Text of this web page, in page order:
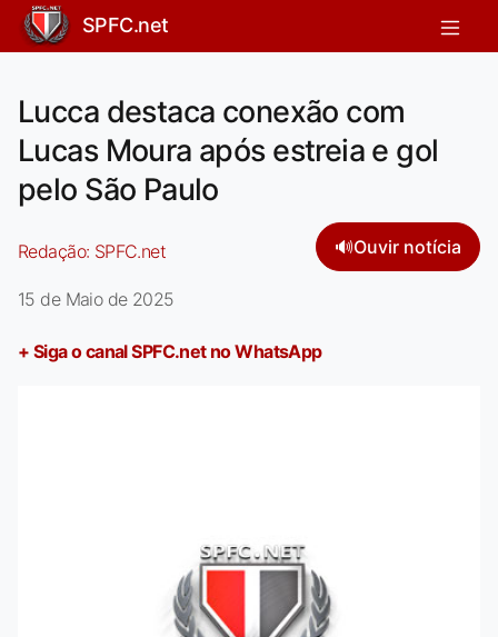
SPFC.net
Lucca destaca conexão com
Lucas Moura após estreia e gol
pelo São Paulo
Redação: SPFC.net 🔊Ouvir notícia
15 de Maio de 2025
+ Siga o canal SPFC.net no WhatsApp